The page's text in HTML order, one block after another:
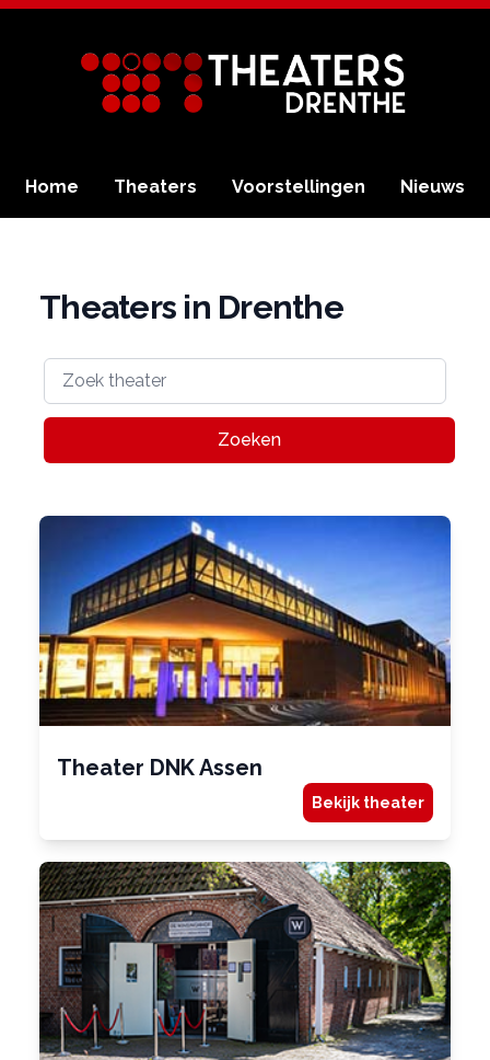
Home Theaters Voorstellingen Nieuws
Theaters in Drenthe
Zoeken
Theater DNK Assen
Bekijk theater